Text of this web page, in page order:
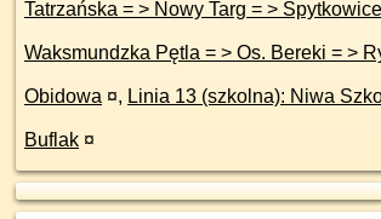
Tatrzańska = > Nowy Targ = > Spytkowice
Waksmundzka Pętla = > Os. Bereki = > Rynek = >
Obidowa ¤, Linia 13 (szkolna): Niwa Szkoła = >
Buflak ¤